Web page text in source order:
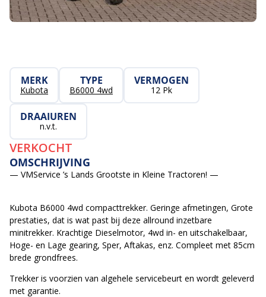
MERK
Kubota
TYPE
B6000 4wd
VERMOGEN
12 Pk
DRAAIUREN
n.v.t.
VERKOCHT
OMSCHRIJVING
— VMService ’s Lands Grootste in Kleine Tractoren! —
Kubota B6000 4wd compacttrekker. Geringe afmetingen, Grote
prestaties, dat is wat past bij deze allround inzetbare
minitrekker. Krachtige Dieselmotor, 4wd in- en uitschakelbaar,
Hoge- en Lage gearing, Sper, Aftakas, enz. Compleet met 85cm
brede grondfrees.
Trekker is voorzien van algehele servicebeurt en wordt geleverd
met garantie.